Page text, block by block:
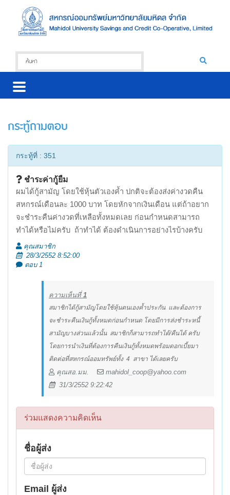
กระทู้ถามตอบ
กระทู้ที่ : 351
ชำระค่ากู้ยืม
ผมได้กู้สามัญ โดยใช้หุ้นตัวเองค้ำ ปกติจะต้องส่งค่างวดคืน
สหกรณ์เดือนละ 1000 บาท โดยหักจากเงินเดือน แต่ถ้าอยาก
จะชำระคืนค่างวดที่เหลือทั้งหมดเลย ก่อนกำหนดสามารถ
ทำได้หรือไม่ครับ ถ้าทำได้ ต้องดำเนินการอย่างไรบ้างครับ
คุณสมาชิก
28/3/2552 8:52:00
ตอบ 1
ความเห็นที่1
สมาชิกได้กู้สามัญโดยใช้หุ้นตนเองค้ำประกัน และต้องการ
จะชำระคืนเงินกู้ทั้งหมดก่อนกำหนด โดยมีการส่งชำระหนี้
สามัญบางส่วนแล้วนั้น สมาชิกก็สามารถทำได้/คืนได้ ครับ
โดยการนำเงินที่ต้องการคืนเงินกู้ทั้งหมดพร้อมดอกเบี้ยมา
ติดต่อที่สหกรณ์ออมทรัพย์ทั้ง 4 สาขา ได้เลยครับ
คุณสอ.มม.
mahidol_coop@yahoo.com
31/3/2552 9:22:42
ร่วมแสดงความคิดเห็น
ชื่อผู้ส่ง
Email ผู้ส่ง